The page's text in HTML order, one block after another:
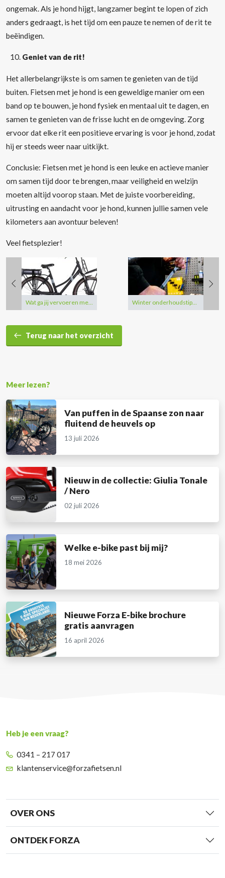
ongemak. Als je hond hijgt, langzamer begint te lopen of zich
anders gedraagt, is het tijd om een pauze te nemen of de rit te
beëindigen.
Geniet van de rit!
Het allerbelangrijkste is om samen te genieten van de tijd
buiten. Fietsen met je hond is een geweldige manier om een
band op te bouwen, je hond fysiek en mentaal uit te dagen, en
samen te genieten van de frisse lucht en de omgeving. Zorg
ervoor dat elke rit een positieve ervaring is voor je hond, zodat
hij er steeds weer naar uitkijkt.
Conclusie: Fietsen met je hond is een leuke en actieve manier
om samen tijd door te brengen, maar veiligheid en welzijn
moeten altijd voorop staan. Met de juiste voorbereiding,
uitrusting en aandacht voor je hond, kunnen jullie samen vele
kilometers aan avontuur beleven!
Veel fietsplezier!
Wat ga jij vervoeren met onze nieuwste Transporter? Winter onderhoudstips voor je e-bike.
Terug naar het overzicht
Meer lezen?
Van puffen in de Spaanse zon naar
fluitend de heuvels op
13 juli 2026
Nieuw in de collectie: Giulia Tonale
/ Nero
02 juli 2026
Welke e-bike past bij mij?
18 mei 2026
Nieuwe Forza E-bike brochure
gratis aanvragen
16 april 2026
Heb je een vraag?
0341 – 217 017
klantenservice@forzafietsen.nl
OVER ONS
ONTDEK FORZA